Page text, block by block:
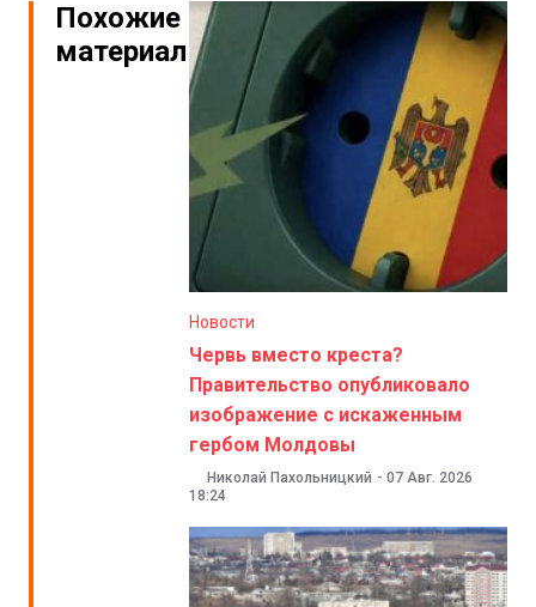
Похожие
материалы
Новости
Червь вместо креста?
Правительство опубликовало
изображение с искаженным
гербом Молдовы
Николай Пахольницкий - 07 Авг. 2026
18:24